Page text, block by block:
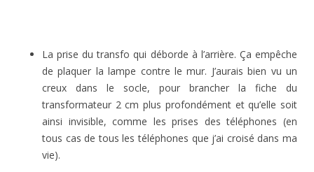
La prise du transfo qui déborde à l’arrière. Ça empêche
de plaquer la lampe contre le mur. J’aurais bien vu un
creux dans le socle, pour brancher la fiche du
transformateur 2 cm plus profondément et qu’elle soit
ainsi invisible, comme les prises des téléphones (en
tous cas de tous les téléphones que j’ai croisé dans ma
vie).